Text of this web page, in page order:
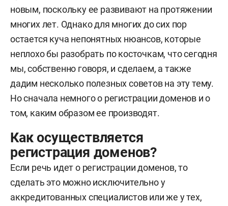
новым, поскольку ее развивают на протяжении
многих лет. Однако для многих до сих пор
остается куча непонятных нюансов, которые
неплохо бы разобрать по косточкам, что сегодня
мы, собственно говоря, и сделаем, а также
дадим несколько полезных советов на эту тему.
Но сначала немного о регистрации доменов и о
том, каким образом ее производят.
Как осуществляется
регистрация доменов?
Если речь идет о регистрации доменов, то
сделать это можно исключительно у
аккредитованных специалистов или же у тех,